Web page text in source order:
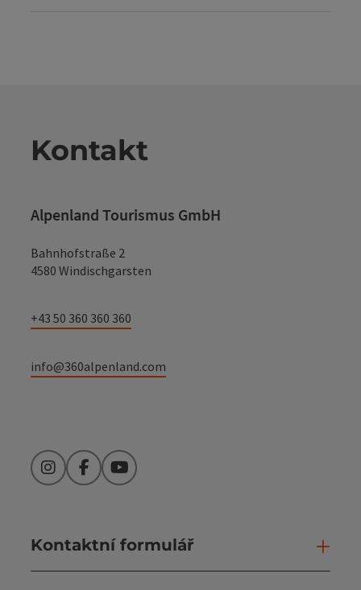
Kontakt
Alpenland Tourismus GmbH
Bahnhofstraße 2
4580 Windischgarsten
+43 50 360 360 360
info@360alpenland.com
InstagramFacebookYouTube
Kontaktní formulář